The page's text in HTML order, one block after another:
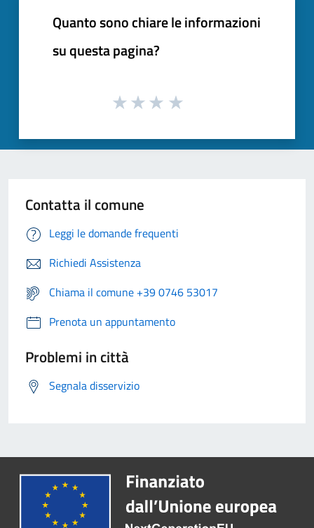
Quanto sono chiare le informazioni
su questa pagina?
Contatta il comune
Leggi le domande frequenti
Richiedi Assistenza
Chiama il comune +39 0746 53017
Prenota un appuntamento
Problemi in città
Segnala disservizio